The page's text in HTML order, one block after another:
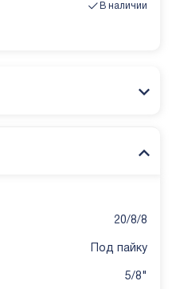
В наличии
20/8/8
Под пайку
5/8"